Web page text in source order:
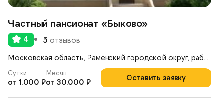
Частный пансионат «Быково»
4 5 отзывов
Оставить заявку
Сутки
от 1.000 ₽
Месяц
от 30.000 ₽